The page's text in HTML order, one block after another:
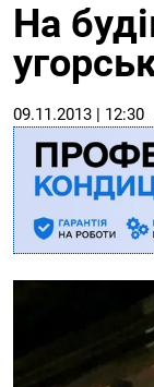
На
09.11.2013 | 12:30